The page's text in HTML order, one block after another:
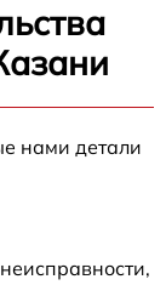
нами детали